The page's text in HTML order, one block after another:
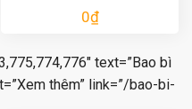
0₫
text=”Bao bì
thêm” link=”/bao-bi-